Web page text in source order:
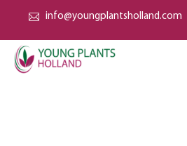
info@youngplantsholland.com